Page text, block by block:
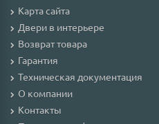
Карта сайта
Двери в интерьере
Возврат товара
Гарантия
Техническая документация
О компании
Контакты